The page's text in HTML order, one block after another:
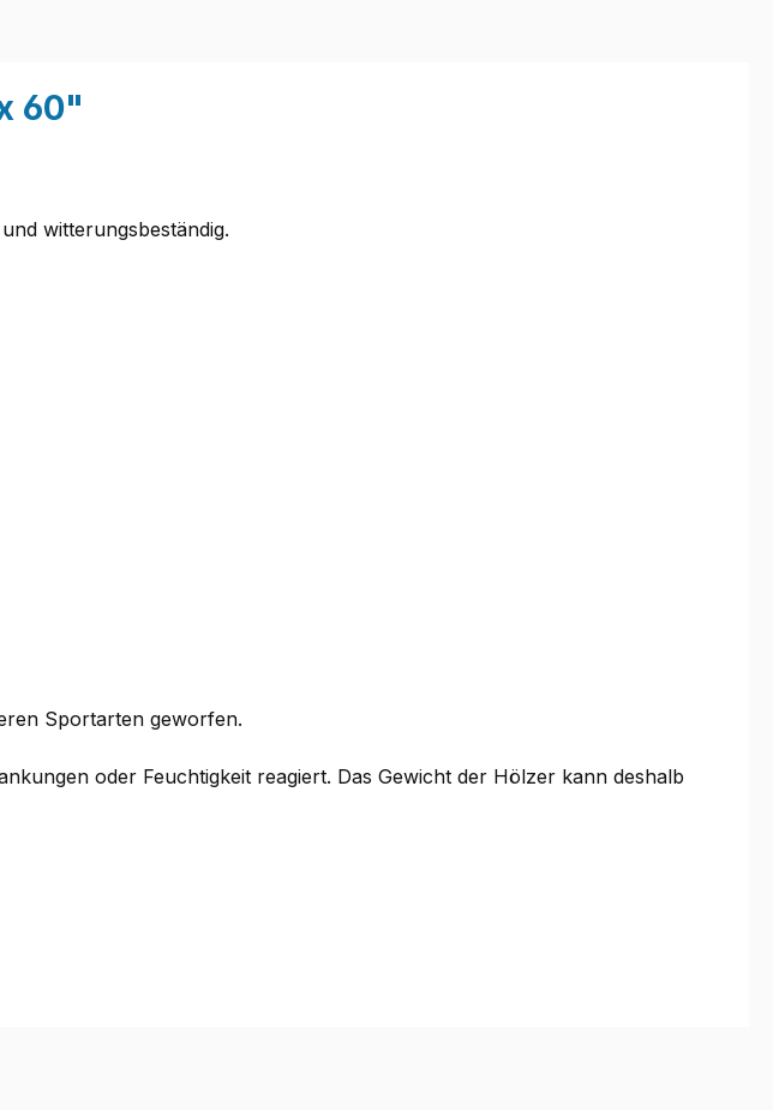
60"
witterungsbeständig.
Sportarten geworfen.
oder Feuchtigkeit reagiert. Das Gewicht der Hölzer kann deshalb